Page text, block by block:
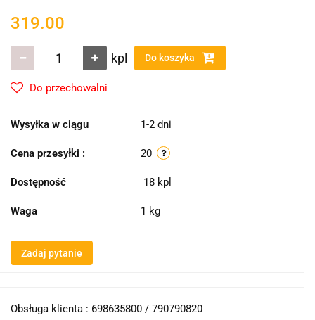
319.00
kpl Do koszyka
Do przechowalni
Wysyłka w ciągu 1-2 dni
Cena przesyłki : 20
Dostępność 18 kpl
Waga 1 kg
Zadaj pytanie
Obsługa klienta : 698635800 / 790790820